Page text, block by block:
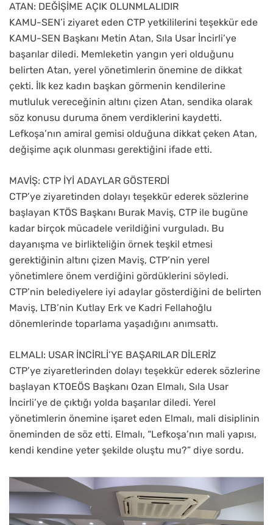
ATAN: DEĞİŞİME AÇIK OLUNMLALIDIR
KAMU-SEN’i ziyaret eden CTP yetkililerini teşekkür ede
KAMU-SEN Başkanı Metin Atan, Sıla Usar İncirli’ye
başarılar diledi. Memleketin yangın yeri olduğunu
belirten Atan, yerel yönetimlerin önemine de dikkat
çekti. İlk kez kadın başkan görmenin kendilerine
mutluluk vereceğinin altını çizen Atan, sendika olarak
söz konusu duruma önem verdiklerini kaydetti.
Lefkoşa’nın amiral gemisi olduğuna dikkat çeken Atan,
değişime açık olunması gerektiğini ifade etti.
MAVİŞ: CTP İYİ ADAYLAR GÖSTERDİ
CTP’ye ziyaretinden dolayı teşekkür ederek sözlerine
başlayan KTÖS Başkanı Burak Maviş, CTP ile bugüne
kadar birçok mücadele verildiğini vurguladı. Bu
dayanışma ve birlikteliğin örnek teşkil etmesi
gerektiğinin altını çizen Maviş, CTP’nin yerel
yönetimlere önem verdiğini gördüklerini söyledi.
CTP’nin belediyelere iyi adaylar gösterdiğini de belirten
Maviş, LTB’nin Kutlay Erk ve Kadri Fellahoğlu
dönemlerinde toparlama yaşadığını anımsattı.
ELMALI: USAR İNCİRLİ’YE BAŞARILAR DİLERİZ
CTP’ye ziyaretlerinden dolayı teşekkür ederek sözlerine
başlayan KTOEÖS Başkanı Ozan Elmalı, Sıla Usar
İncirli’ye de çıktığı yolda başarılar diledi. Yerel
yönetimlerin önemine işaret eden Elmalı, mali disiplinin
öneminden de söz etti. Elmalı, “Lefkoşa’nın mali yapısı,
kendi kendine yeter şekilde oluştu mu?” diye sordu.